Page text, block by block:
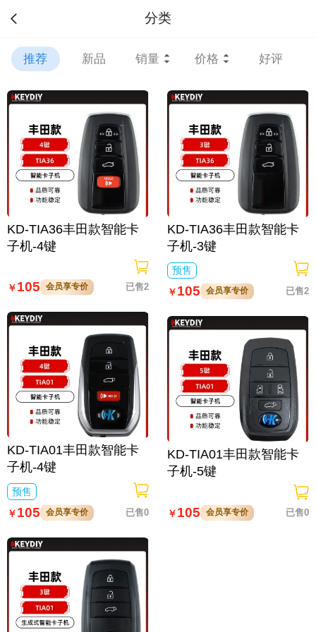
分类
推荐 新品 销量 价格 好评
KD-TIA36丰田款智能卡
子机-4键
￥105 会员享专价 已售2
KD-TIA01丰田款智能卡
子机-4键
预售
￥105 会员享专价 已售0
KD-TIA36丰田款智能卡
子机-3键
预售
￥105 会员享专价 已售2
KD-TIA01丰田款智能卡
子机-5键
￥105 会员享专价 已售0